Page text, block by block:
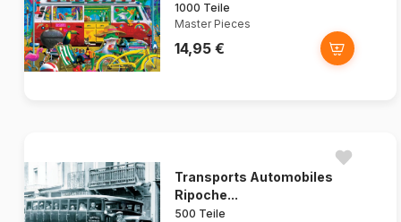
1000 Teile
Master Pieces
14,95 €
Transports Automobiles
Ripoche...
500 Teile